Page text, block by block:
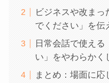
ビジネスや改まっ
でください」を伝
日常会話で使える
い」をやわらかく
まとめ：場面に応